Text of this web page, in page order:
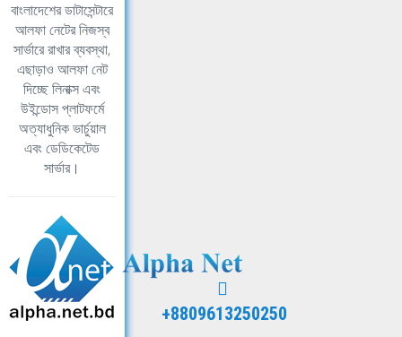
বাংলাদেশের ডাটাসেন্টারে
আলফা নেটের নিজস্ব
সার্ভারে রাখার ব্যবস্থা,
এছাড়াও আলফা নেট
দিচ্ছে লিনাক্স এবং
উইন্ডোস প্লাটফর্মে
অত্যাধুনিক ভার্চুয়াল
এবং ডেডিকেটেড
সার্ভার।
+8809613250250